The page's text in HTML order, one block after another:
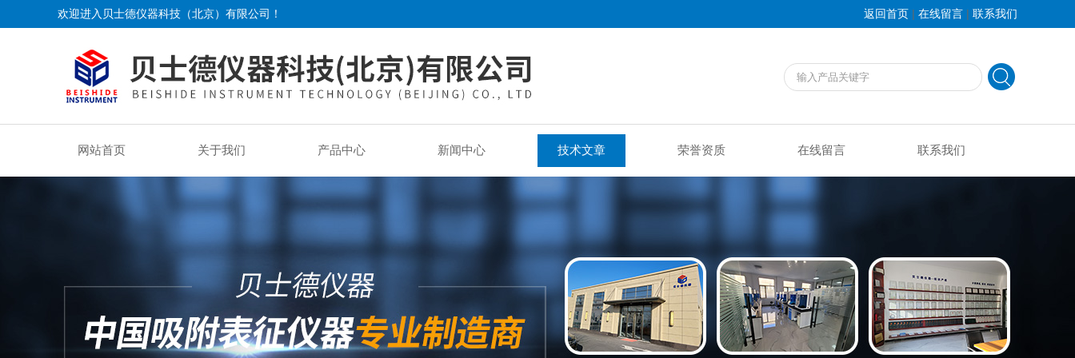
欢迎进入贝士德仪器科技（北京）有限公司！ 返回首页 | 在线留言 | 联系我们
网站首页 关于我们 产品中心 新闻中心 技术文章 荣誉资质 在线留言 联系我们